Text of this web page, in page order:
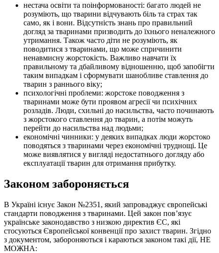
нестача освіти та поінформованості: багато людей не
розуміють, що тварини відчувають біль та страх так
само, як і вони. Відсутність знань про правильний
догляд за тваринами призводить до їхнього неналежного
утримання. Також часто діти не розуміють, як
поводитися з тваринами, що може спричинити
ненавмисну жорстокість. Важливо навчати їх
правильному та дбайливому відношенню, щоб запобігти
таким випадкам і сформувати шанобливе ставлення до
тварин з раннього віку;
психологічні проблеми: жорстоке поводження з
тваринами може бути проявом агресії чи психічних
розладів. Люди, схильні до насильства, часто починають
з жорстокого ставлення до тварин, а потім можуть
перейти до насильства над людьми;
економічні чинники: у деяких випадках люди жорстоко
поводяться з тваринами через економічні труднощі. Це
може виявлятися у вигляді недостатнього догляду або
експлуатації тварин для отримання прибутку.
Законом забороняється
В Україні існує Закон №2351, який запроваджує європейські
стандарти поводження з тваринами. Цей закон пов’язує
українське законодавство з низкою директив ЄС, які
стосуються Європейської конвенції про захист тварин. Згідно
з документом, забороняються і караються законом такі дії, НЕ
МОЖНА: